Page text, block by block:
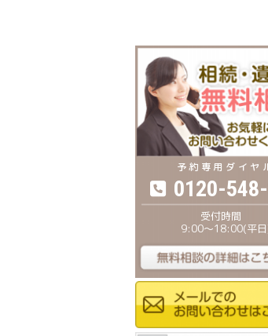
0120-
9:00〜18:00(平